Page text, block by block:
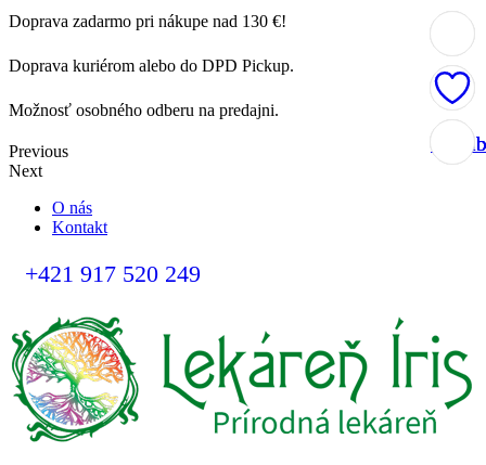
Doprava zadarmo pri nákupe nad 130 €!
Doprava kuriérom alebo do DPD Pickup.
Možnosť osobného odberu na predajni.
Previous
Next
O nás
Kontakt
+421 917 520 249